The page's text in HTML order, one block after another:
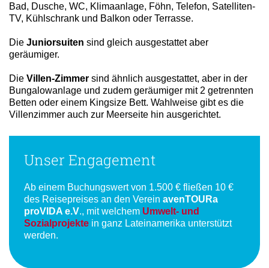
Bad, Dusche, WC, Klimaanlage, Föhn, Telefon, Satelliten-
TV, Kühlschrank und Balkon oder Terrasse.
Die Juniorsuiten sind gleich ausgestattet aber
geräumiger.
Die Villen-Zimmer sind ähnlich ausgestattet, aber in der
Bungalowanlage und zudem geräumiger mit 2 getrennten
Betten oder einem Kingsize Bett. Wahlweise gibt es die
Villenzimmer auch zur Meerseite hin ausgerichtet.
Unser Engagement
Ab einem Buchungswert von 1.500 € fließen 10 €
des Reisepreises an den Verein avenTOURa
proVIDA e.V., mit welchem Umwelt- und
Sozialprojekte in ganz Lateinamerika unterstützt
werden.